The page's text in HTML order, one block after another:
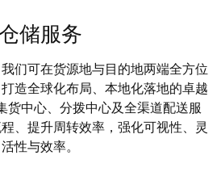
储服务
们可在货源地与目的地两端全方位
造全球化布局、本地化落地的卓越
货中心、分拨中心及全渠道配送服
、提升周转效率，强化可视性、灵
活性与效率。